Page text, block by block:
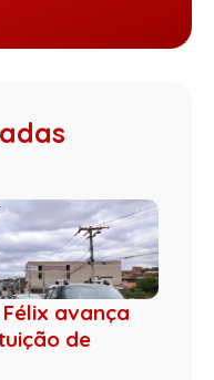
avança
de